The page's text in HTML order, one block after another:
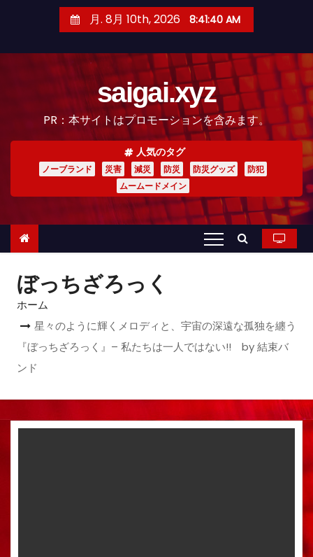
月. 8月 10th, 2026 8:41:41 AM
saigai.xyz
PR：本サイトはプロモーションを含みます。
人気のタグ
ノーブランド 災害 減災 防災 防災グッズ
防犯
ムームードメイン
ぼっちざろっく
ホーム
星々のように輝くメロディと、宇宙の深遠な孤独を纏う
『ぼっちざろっく』– 私たちは一人ではない!! by 結束バ
ンド